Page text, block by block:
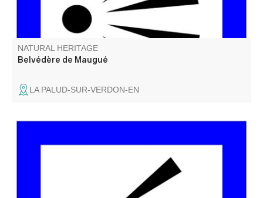
NATURAL HERITAGE
Belvédère de Maugué
LA PALUD-SUR-VERDON-EN
Imbut vient de l’occitan et veut dire « entonnoir ». Du
belvédère on peut apercevoir le chaos de l’Imbut, en bas,
dans la rivière. Le Verdon y disparaît sous des blocs de
roches pour réapparaître quelques centaines de mètres